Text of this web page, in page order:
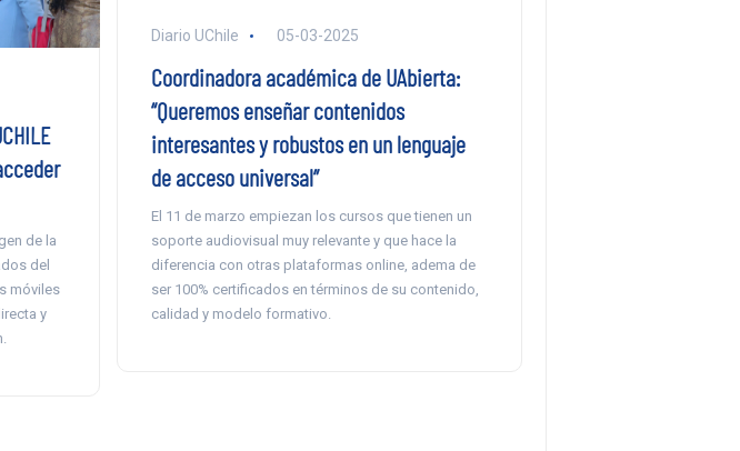
de la
del
móviles
y
Diario UChile 05-03-2025
Coordinadora académica de UAbierta:
“Queremos enseñar contenidos
interesantes y robustos en un lenguaje
de acceso universal”
El 11 de marzo empiezan los cursos que tienen un
soporte audiovisual muy relevante y que hace la
diferencia con otras plataformas online, adema de
ser 100% certificados en términos de su contenido,
calidad y modelo formativo.